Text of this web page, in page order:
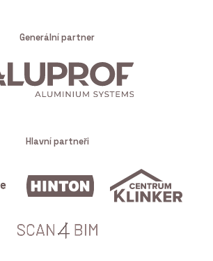
Generální partner
Hlavní partneři